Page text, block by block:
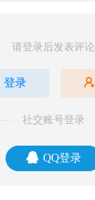
请登录后发表评论
登录
社交账号登录
QQ登录